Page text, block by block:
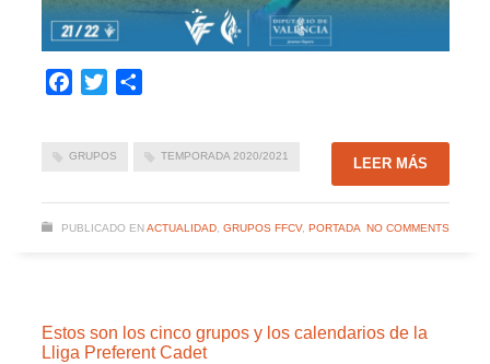
Facebook
Twitter
GRUPOS TEMPORADA 2020/2021 LEER MÁS
PUBLICADO EN ACTUALIDAD, GRUPOS FFCV, PORTADA NO COMMENTS
Estos son los cinco grupos y los calendarios de la
Lliga Preferent Cadet